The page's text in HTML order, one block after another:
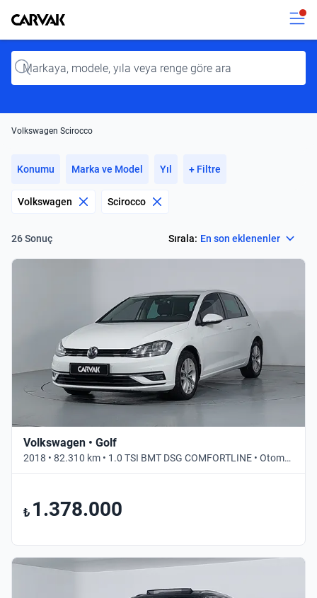
Kavak
Input
Volkswagen Scirocco
Konumu Marka ve Model Yıl + Filtre
Volkswagen Scirocco
26 Sonuç Sırala: En son eklenenler
Volkswagen • Golf
2018 • 82.310 km • 1.0 TSI BMT DSG COMFORTLINE • Otomatik
₺ 1.378.000